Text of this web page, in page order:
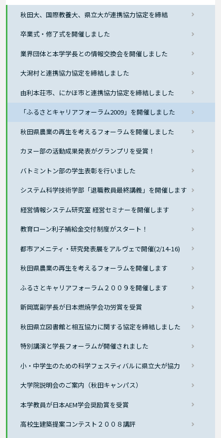
秋田大、国際教養大、県立大が連携協力協定を締結
卒業式・修了式を開催しました
業界団体と本学学長との情報交換会を開催しました
大潟村と連携協力協定を締結しました
由利本荘市、にかほ市と連携協力協定を締結しました
「ふるさとキャリアフォーラム2009」を開催しました
秋田県農業の再生を考えるフォーラムを開催しました
カヌー部の活動成果発表がグランプリを受賞！
バトミントン部の学生表彰を行いました
システム科学技術学部「退職教員最終講義」を開催します
経営情報システム研究室 経営セミナーを開催します
教育ローン利子補給金交付制度がスタート！
都市アメニティ・研究発表展をアルヴェで開催(2/14-16)
秋田県農業の再生を考えるフォーラムを開催します
ふるさとキャリアフォーラム２００９を開催します
新岡嵩副学長が日本燃焼学会功労賞を受賞
秋田県立図書館と相互協力に関する協定を締結しました
特別講演と学長フォーラムが開催されました
小・中学生のための科学フェスティバルに県立大が協力
大学院説明会のご案内（秋田キャンパス）
本学教員が日本AEM学会奨励賞を受賞
高校生建築提案コンテスト２００８講評